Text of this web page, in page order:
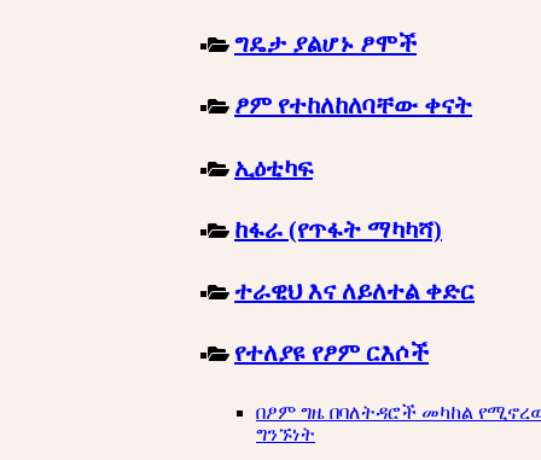
ግዴታ ያልሆኑ ፆሞች
ፆም የተከለከለባቸው ቀናት
ኢዕቲካፍ
ከፋራ (የጥፋት ማካካሻ)
ተራዊህ እና ለይለተል ቀድር
የተለያዩ የፆም ርእሶች
በፆም ግዜ በባለትዳሮች መካከል
ግንኙነት